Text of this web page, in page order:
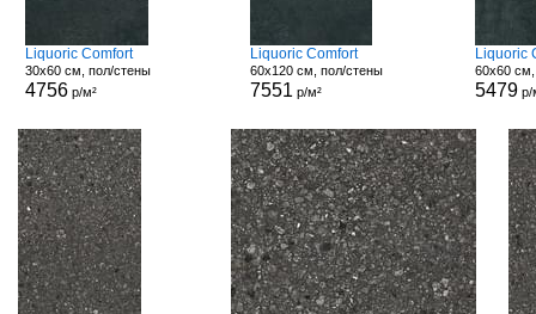
Liquoric Comfort
30x60 см, пол/стены
4756р/м²
Liquoric Comfort
60x120 см, пол/стены
7551 р/м²
Liquoric
60x60
5479 р/